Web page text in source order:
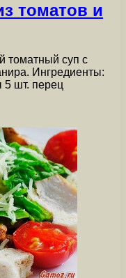
томатов и
томатный суп с
Ингредиенты:
5 шт. перец